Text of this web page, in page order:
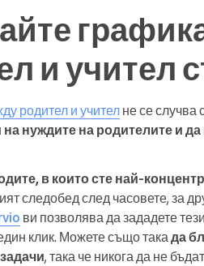
и учител
родител и учител не се случва
нуждите на родителите и
в които сте най-
следобед след часовете, за
ви позволява да зададете
клик. Можете също така да
, така че никога да не